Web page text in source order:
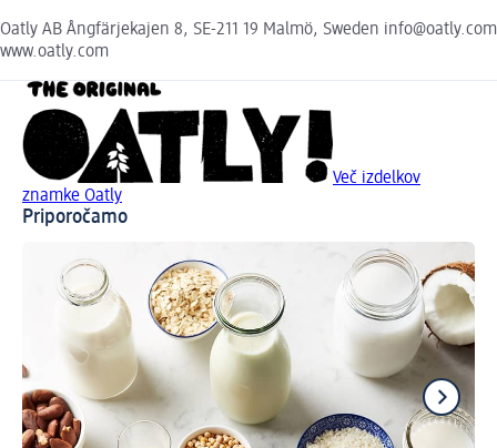
Oatly AB Ångfärjekajen 8, SE-211 19 Malmö, Sweden info@oatly.com
www.oatly.com
Več izdelkov
znamke Oatly
Priporočamo